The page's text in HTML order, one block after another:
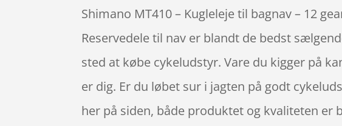
Shimano MT410 – Kugleleje til bagnav – 12
Reservedele til nav er blandt de bedst
sted at købe cykeludstyr. Vare du kigger på
er dig. Er du løbet sur i jagten på godt
her på siden, både produktet og kvaliteten er